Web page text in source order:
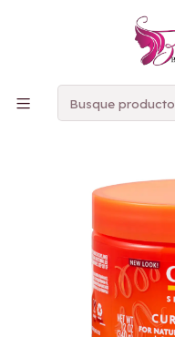
PAGOS
Crema de peinar